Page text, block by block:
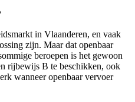
in Vlaanderen, en vaak
zijn. Maar dat openbaar
beroepen is het gewoon
rijbewijs B te beschikken, ook
wanneer openbaar vervoer